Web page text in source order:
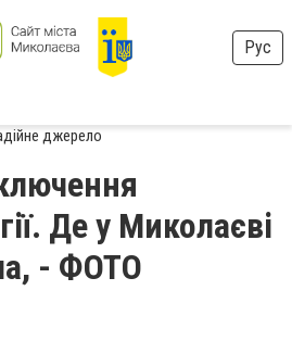
Рус
джерело
Де у Миколаєві
- ФОТО